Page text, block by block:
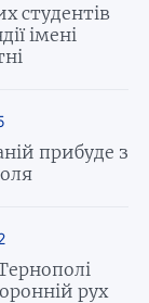
студентів
імені
прибуде з
рух